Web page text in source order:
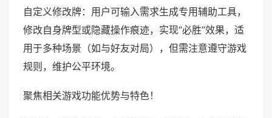
自定义修改牌：用户可输入需求生成专用辅助工具，
修改自身牌型或隐藏操作痕迹，实现“必胜”效果，适
用于多种场景（如与好友对局），但需注意遵守游戏
规则，维护公平环境。
聚焦相关游戏功能优势与特色！